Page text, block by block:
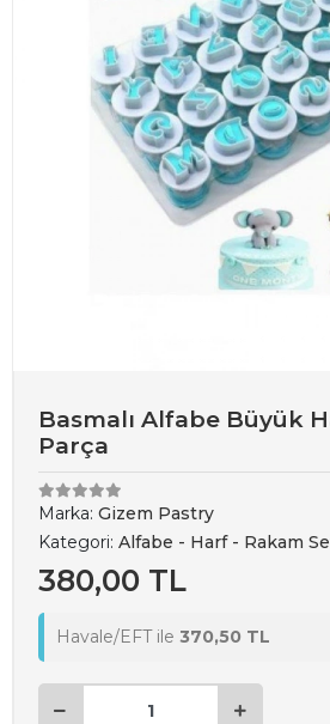
Basmalı Alfabe Büyük
Parça
Marka: Gizem Pastry
Kategori: Alfabe - Harf - Rakam
380,00 TL
Havale/EFT ile 370,50 TL